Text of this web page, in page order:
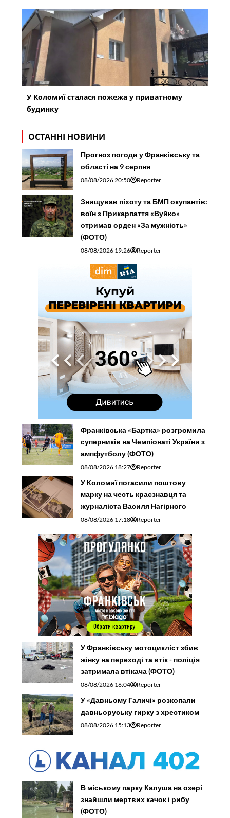
У Коломиї сталася пожежа у приватному
будинку
ОСТАННІ НОВИНИ
Прогноз погоди у Франківську та
області на 9 серпня
08/08/2026 20:50 Reporter
Знищував піхоту та БМП окупантів:
воїн з Прикарпаття «Вуйко»
отримав орден «За мужність»
(ФОТО)
08/08/2026 19:26 Reporter
Франківська «Бартка» розгромила
суперників на Чемпіонаті України з
ампфутболу (ФОТО)
08/08/2026 18:27 Reporter
У Коломиї погасили поштову
марку на честь краєзнавця та
журналіста Василя Нагірного
08/08/2026 17:18 Reporter
У Франківську мотоцикліст збив
жінку на переході та втік - поліція
затримала втікача (ФОТО)
08/08/2026 16:04 Reporter
У «Давньому Галичі» розкопали
давньоруську гирку з хрестиком
08/08/2026 15:13 Reporter
В міському парку Калуша на озері
знайшли мертвих качок і рибу
(ФОТО)